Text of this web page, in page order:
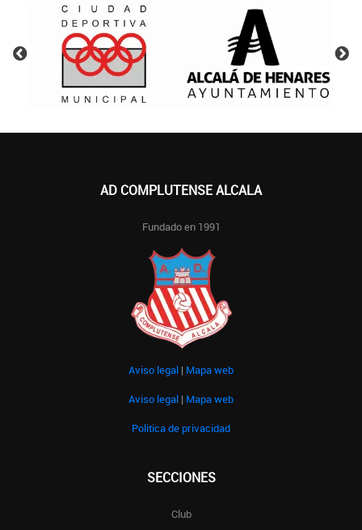
AD COMPLUTENSE ALCALA
Fundado en 1991
Aviso legal | Mapa web
Aviso legal | Mapa web
Politica de privacidad
SECCIONES
Club